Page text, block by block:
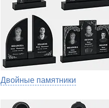
Двойные памятники